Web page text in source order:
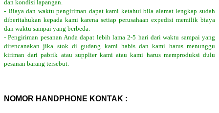
dan kondisi lapangan.
- Biaya dan waktu pengiriman dapat kami ketahui bila alamat lengkap sudah
diberitahukan kepada kami karena setiap perusahaan expedisi memilik biaya
dan waktu sampai yang berbeda.
- Pengiriman pesanan Anda dapat lebih lama 2-5 hari dari waktu sampai yang
direncanakan jika stok di gudang kami habis dan kami harus menunggu
kiriman dari pabrik atau supplier kami atau kami harus memproduksi dulu
pesanan barang tersebut.
NOMOR HANDPHONE KONTAK :